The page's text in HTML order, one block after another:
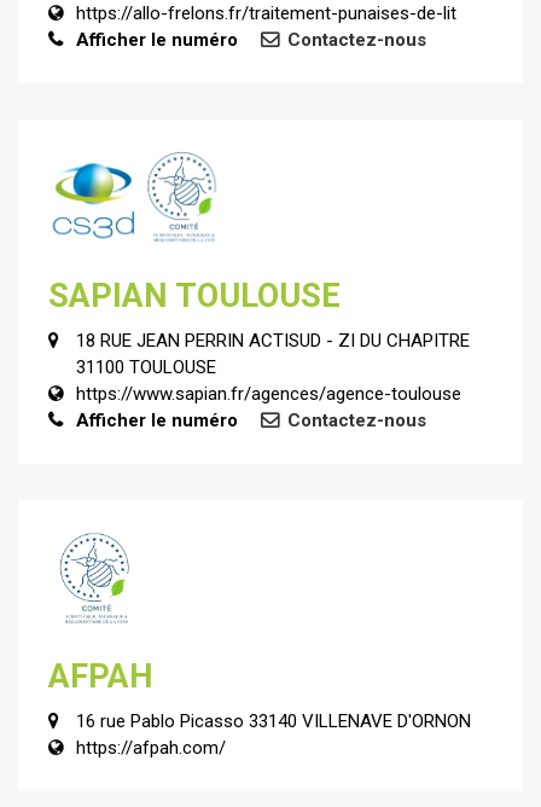
https://allo-frelons.fr/traitement-punaises-de-lit
Afficher le numéro
Contactez-nous
SAPIAN TOULOUSE
18 RUE JEAN PERRIN ACTISUD - ZI DU CHAPITRE
31100 TOULOUSE
https://www.sapian.fr/agences/agence-toulouse
Afficher le numéro
Contactez-nous
AFPAH
16 rue Pablo Picasso 33140 VILLENAVE D'ORNON
https://afpah.com/